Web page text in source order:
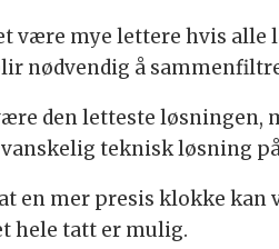
være mye lettere hvis alle
nødvendig å
den letteste løsningen,
teknisk løsning
en mer presis klokke kan
hele tatt er mulig.